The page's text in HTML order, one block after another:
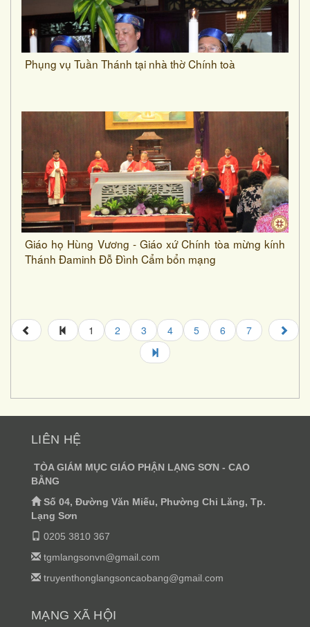
Phụng vụ Tuần Thánh tại nhà thờ Chính toà
Giáo họ Hùng Vương - Giáo xứ Chính tòa mừng kính
Thánh Đaminh Đỗ Đình Cẩm bổn mạng
1 2 3 4 5 6 7
LIÊN HỆ
TÒA GIÁM MỤC GIÁO PHẬN LẠNG SƠN - CAO
BẰNG
Số 04, Đường Văn Miếu, Phường Chi Lăng, Tp.
Lạng Sơn
0205 3810 367
tgmlangsonvn@gmail.com
truyenthonglangsoncaobang@gmail.com
MẠNG XÃ HỘI